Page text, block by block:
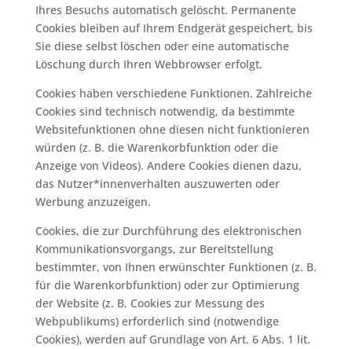
Ihres Besuchs automatisch gelöscht. Permanente
Cookies bleiben auf Ihrem Endgerät gespeichert, bis
Sie diese selbst löschen oder eine automatische
Löschung durch Ihren Webbrowser erfolgt.
Cookies haben verschiedene Funktionen. Zahlreiche
Cookies sind technisch notwendig, da bestimmte
Websitefunktionen ohne diesen nicht funktionieren
würden (z. B. die Warenkorbfunktion oder die
Anzeige von Videos). Andere Cookies dienen dazu,
das Nutzer*innenverhalten auszuwerten oder
Werbung anzuzeigen.
Cookies, die zur Durchführung des elektronischen
Kommunikationsvorgangs, zur Bereitstellung
bestimmter, von Ihnen erwünschter Funktionen (z. B.
für die Warenkorbfunktion) oder zur Optimierung
der Website (z. B. Cookies zur Messung des
Webpublikums) erforderlich sind (notwendige
Cookies), werden auf Grundlage von Art. 6 Abs. 1 lit.